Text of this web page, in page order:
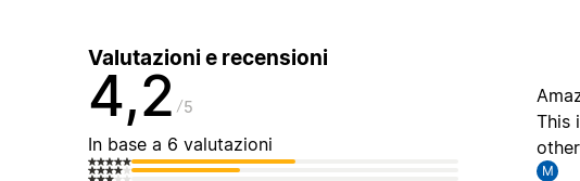
Valutazioni e recensioni
4,2 5
In base a 6 valutazioni
This
M